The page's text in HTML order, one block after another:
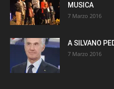
MUSICA
7 Marzo 2016
A SILVANO
7 Marzo 2016